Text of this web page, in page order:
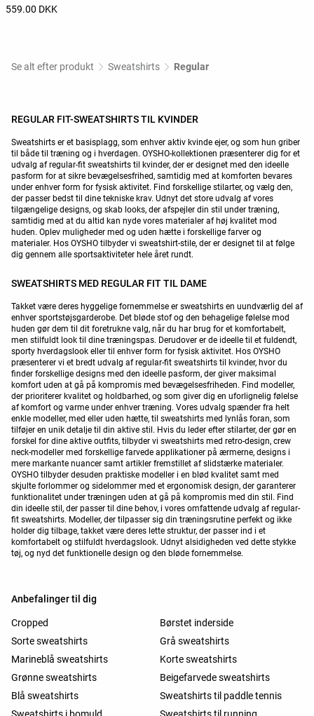
559.00 DKK
Se alt efter produkt Sweatshirts Regular
REGULAR FIT-SWEATSHIRTS TIL KVINDER
Sweatshirts er et basisplagg, som enhver aktiv kvinde ejer, og som hun griber
til både til træning og i hverdagen. OYSHO-kollektionen præsenterer dig for et
udvalg af regular-fit sweatshirts til kvinder, der er designet med den ideelle
pasform for at sikre bevægelsesfrihed, samtidig med at komforten bevares
under enhver form for fysisk aktivitet. Find forskellige stilarter, og vælg den,
der passer bedst til dine tekniske krav. Udnyt det store udvalg af vores
tilgængelige designs, og skab looks, der afspejler din stil under træning,
samtidig med at du altid kan nyde vores materialer af høj kvalitet mod
huden. Oplev muligheder med og uden hætte i forskellige farver og
materialer. Hos OYSHO tilbyder vi sweatshirt-stile, der er designet til at følge
dig gennem alle sportsaktiviteter hele året rundt.
SWEATSHIRTS MED REGULAR FIT TIL DAME
Takket være deres hyggelige fornemmelse er sweatshirts en uundværlig del af
enhver sportstøjsgarderobe. Det bløde stof og den behagelige følelse mod
huden gør dem til dit foretrukne valg, når du har brug for et komfortabelt,
men stilfuldt look til dine træningspas. Derudover er de ideelle til et fuldendt,
sporty hverdagslook eller til enhver form for fysisk aktivitet. Hos OYSHO
præsenterer vi et bredt udvalg af regular-fit sweatshirts til kvinder, hvor du
finder forskellige designs med den ideelle pasform, der giver maksimal
komfort uden at gå på kompromis med bevægelsesfriheden. Find modeller,
der prioriterer kvalitet og holdbarhed, og som giver dig en uforlignelig følelse
af komfort og varme under enhver træning. Vores udvalg spænder fra helt
enkle modeller, med eller uden hætte, til sweatshirts med lynlås foran, som
tilføjer en unik detalje til din aktive stil. Hvis du leder efter stilarter, der gør en
forskel for dine aktive outfits, tilbyder vi sweatshirts med retro-design, crew
neck-modeller med forskellige farvede applikationer på ærmerne, designs i
mere markante nuancer samt artikler fremstillet af slidstærke materialer.
OYSHO tilbyder desuden praktiske modeller i en blød kvalitet samt med
skjulte forlommer og sidelommer med et ergonomisk design, der garanterer
funktionalitet under træningen uden at gå på kompromis med din stil. Find
din ideelle stil, der passer til dine behov, i vores omfattende udvalg af regular-
fit sweatshirts. Modeller, der tilpasser sig din træningsrutine perfekt og ikke
holder dig tilbage, takket være deres lette struktur, der passer ind i et
komfortabelt og stilfuldt hverdagslook. Udnyt alsidigheden ved dette stykke
tøj, og nyd det funktionelle design og den bløde fornemmelse.
Anbefalinger til dig
Cropped
Børstet inderside
Sorte sweatshirts
Grå sweatshirts
Marineblå sweatshirts
Korte sweatshirts
Grønne sweatshirts
Beigefarvede sweatshirts
Blå sweatshirts
Sweatshirts til paddle tennis